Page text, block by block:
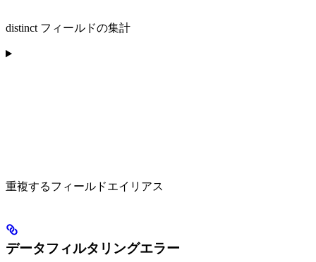
distinct フィールドの集計
重複するフィールドエイリアス
データフィルタリングエラー